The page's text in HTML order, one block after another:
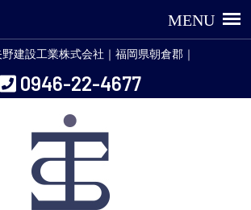
野建設工業株式会社｜福岡県朝倉郡｜
0946-22-4677